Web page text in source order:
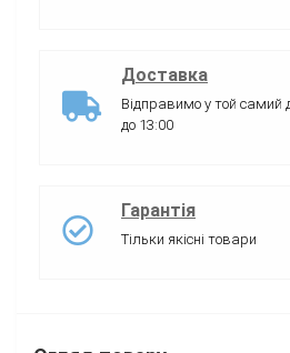
Доставка
Відправимо у той самий
до 13:00
Гарантія
Тільки якісні товари